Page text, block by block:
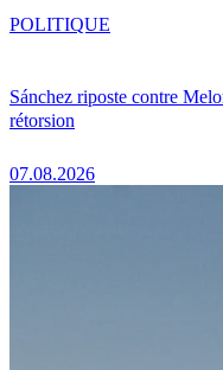
Sánchez riposte contre
rétorsion
07.08.2026
POLITIQUE